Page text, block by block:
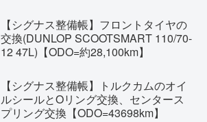
【シグナス整備帳】フロントタイヤの
交換(DUNLOP SCOOTSMART 110/70-
12 47L)【ODO=約28,100km】
【シグナス整備帳】トルクカムのオイ
ルシールとOリング交換、センタース
プリング交換【ODO=43698km】